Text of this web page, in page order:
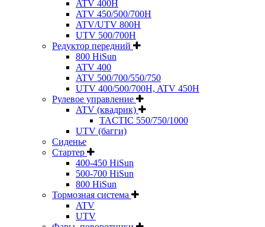
ATV 400H
ATV 450/500/700H
ATV/UTV 800H
UTV 500/700H
Редуктор передний
800 HiSun
ATV 400
ATV 500/700/550/750
UTV 400/500/700H, ATV 450H
Рулевое управление
ATV (квадрик)
TACTIC 550/750/1000
UTV (багги)
Сиденье
Стартер
400-450 HiSun
500-700 HiSun
800 HiSun
Тормозная система
ATV
UTV